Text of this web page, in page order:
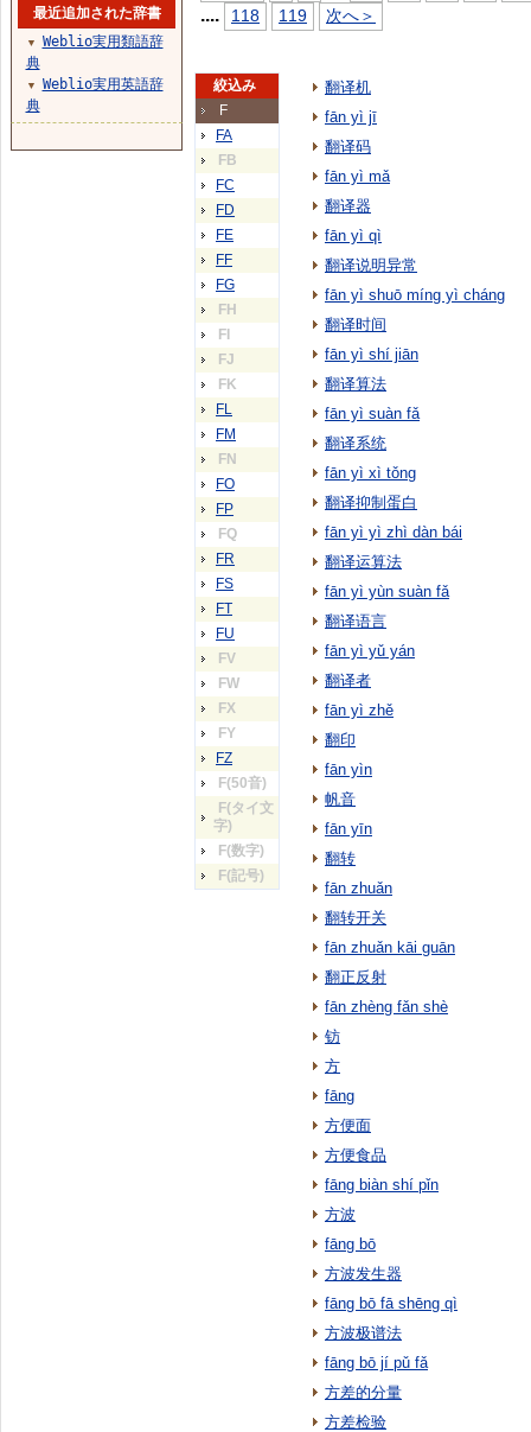
.... 118 119 次へ＞
絞込み
F
FA
FB
FC
FD
FE
FF
FG
FH
FI
FJ
FK
FL
FM
FN
FO
FP
FQ
FR
FS
FT
FU
FV
FW
FX
FY
FZ
F(50音)
F(タイ文
字)
F(数字)
F(記号)
翻译机
fān yì jī
翻译码
fān yì mǎ
翻译器
fān yì qì
翻译说明异常
fān yì shuō míng yì cháng
翻译时间
fān yì shí jiān
翻译算法
fān yì suàn fǎ
翻译系统
fān yì xì tǒng
翻译抑制蛋白
fān yì yì zhì dàn bái
翻译运算法
fān yì yùn suàn fǎ
翻译语言
fān yì yǔ yán
翻译者
fān yì zhě
翻印
fān yìn
帆音
fān yīn
翻转
fān zhuǎn
翻转开关
fān zhuǎn kāi guān
翻正反射
fān zhèng fǎn shè
钫
方
fāng
方便面
方便食品
fāng biàn shí pǐn
方波
fāng bō
方波发生器
fāng bō fā shēng qì
方波极谱法
fāng bō jí pǔ fǎ
方差的分量
方差检验
最近追加された辞書
▼
Weblio実用類語辞
典
▼
Weblio実用英語辞
典